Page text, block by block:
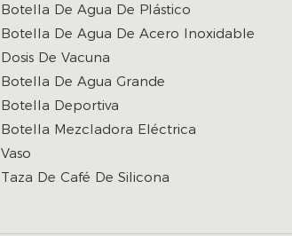
Botella De Agua De Plástico
Botella De Agua De Acero Inoxidable
Dosis De Vacuna
Botella De Agua Grande
Botella Deportiva
Botella Mezcladora Eléctrica
Vaso
Taza De Café De Silicona